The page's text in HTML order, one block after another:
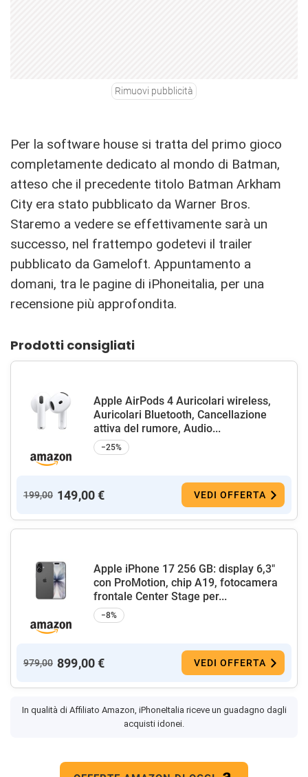
Rimuovi pubblicità
Per la software house si tratta del primo gioco
completamente dedicato al mondo di Batman,
atteso che il precedente titolo Batman Arkham
City era stato pubblicato da Warner Bros.
Staremo a vedere se effettivamente sarà un
successo, nel frattempo godetevi il trailer
pubblicato da Gameloft. Appuntamento a
domani, tra le pagine di iPhoneitalia, per una
recensione più approfondita.
Prodotti consigliati
Apple AirPods 4 Auricolari wireless,
Auricolari Bluetooth, Cancellazione
attiva del rumore, Audio...
−25%
199,00 149,00 € VEDI OFFERTA
Apple iPhone 17 256 GB: display 6,3"
con ProMotion, chip A19, fotocamera
frontale Center Stage per...
−8%
979,00 899,00 € VEDI OFFERTA
In qualità di Affiliato Amazon, iPhoneItalia riceve un guadagno dagli
acquisti idonei.